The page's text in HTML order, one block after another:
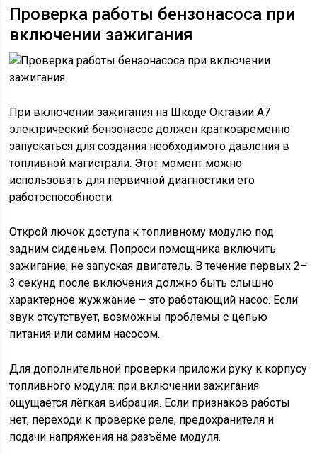
Проверка работы бензонасоса при
включении зажигания
При включении зажигания на Шкоде Октавии А7
электрический бензонасос должен кратковременно
запускаться для создания необходимого давления в
топливной магистрали. Этот момент можно
использовать для первичной диагностики его
работоспособности.
Открой лючок доступа к топливному модулю под
задним сиденьем. Попроси помощника включить
зажигание, не запуская двигатель. В течение первых 2–
3 секунд после включения должно быть слышно
характерное жужжание – это работающий насос. Если
звук отсутствует, возможны проблемы с цепью
питания или самим насосом.
Для дополнительной проверки приложи руку к корпусу
топливного модуля: при включении зажигания
ощущается лёгкая вибрация. Если признаков работы
нет, переходи к проверке реле, предохранителя и
подачи напряжения на разъёме модуля.